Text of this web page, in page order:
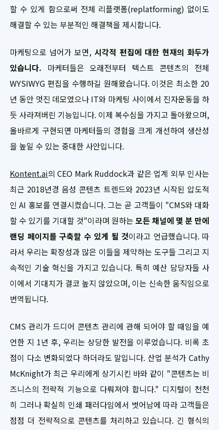
할 수 있게 함으로써 전체 리플랫폼(replatforming) 없이도
해결할 수 있는 부분적인 해결책을 제시합니다.
마케팅으로 넘어가 보면,시각적 편집에 대한 현재의 화두가
있습니다. 마케터들은 오래전부터 텍스트 콘텐츠의 전체
WYSIWYG 편집을 수행하길 원해왔습니다. 이것은 최소한 20
년 동안 멋진 데모였으나 IT와 마케팅 사이에서 진자운동을 하
듯 사라져버린 기능입니다. 이제 복수심을 가지고 돌아왔으며,
올바르게 구현되면 마케터들의 경험을 크게 개선하여 생산성
을 높일 수 있는 중대한 사안입니다.
Kontent.ai의 CEO Mark Ruddock과 같은 업계 외부 인사는
최근 2018년경 음성 콘텐츠 트렌드와 2023년 시작된 압도적
인 AI 홍보를 연결시켰습니다. 그는 곧 고객들이 "CMS와 대화
할 수 있기를 기대할 것"이라며 원하는 모든 채널에 몇 분 만에
랜딩 페이지를 구축할 수 있게 될 것이라고 언급했습니다. 따
라서 우리는 확장성과 많은 이들을 제약하는 도구들 그리고 지
속적인 기술 혁신을 가지고 있습니다. 특히 예산 담당자들 사
이에서 기대치가 결코 높지 않았으며, 이는 신속한 움직임으로
번역됩니다.
CMS 관리가 드디어 콘텐츠 관리에 관해 되어야 할 때임을 예
언한 지 1년 후, 우리는 상당한 발전을 이루었습니다. 비록 초
점이 다소 변화되었다 하더라도 말입니다. 산업 분석가 Cathy
McKnight가 최근 우리에게 상기시킨 바와 같이 "콘텐츠는 비
즈니스의 전략적 기능으로 다뤄져야 합니다." 디지털이 천천
히 그러나 확실히 인쇄 패러다임에서 벗어남에 따라 고객들은
점점 더 전략적으로 콘텐츠를 처리하고 있습니다. 긴 형식의